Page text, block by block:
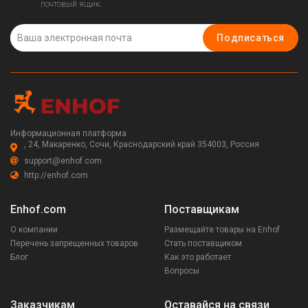
почтовый ящик.
Подписаться
Информационная платформа
, 24, Макаренко, Сочи, Краснодарский край 354003, Россия
support@enhof.com
http://enhof.com
Enhof.com
О компании
Перечень запрещенных товаров
Блог
Поставщикам
Размещайте товары на Enhof
Стать поставщиком
Как это работает
Вопросы
Заказчикам Оставайся на связи